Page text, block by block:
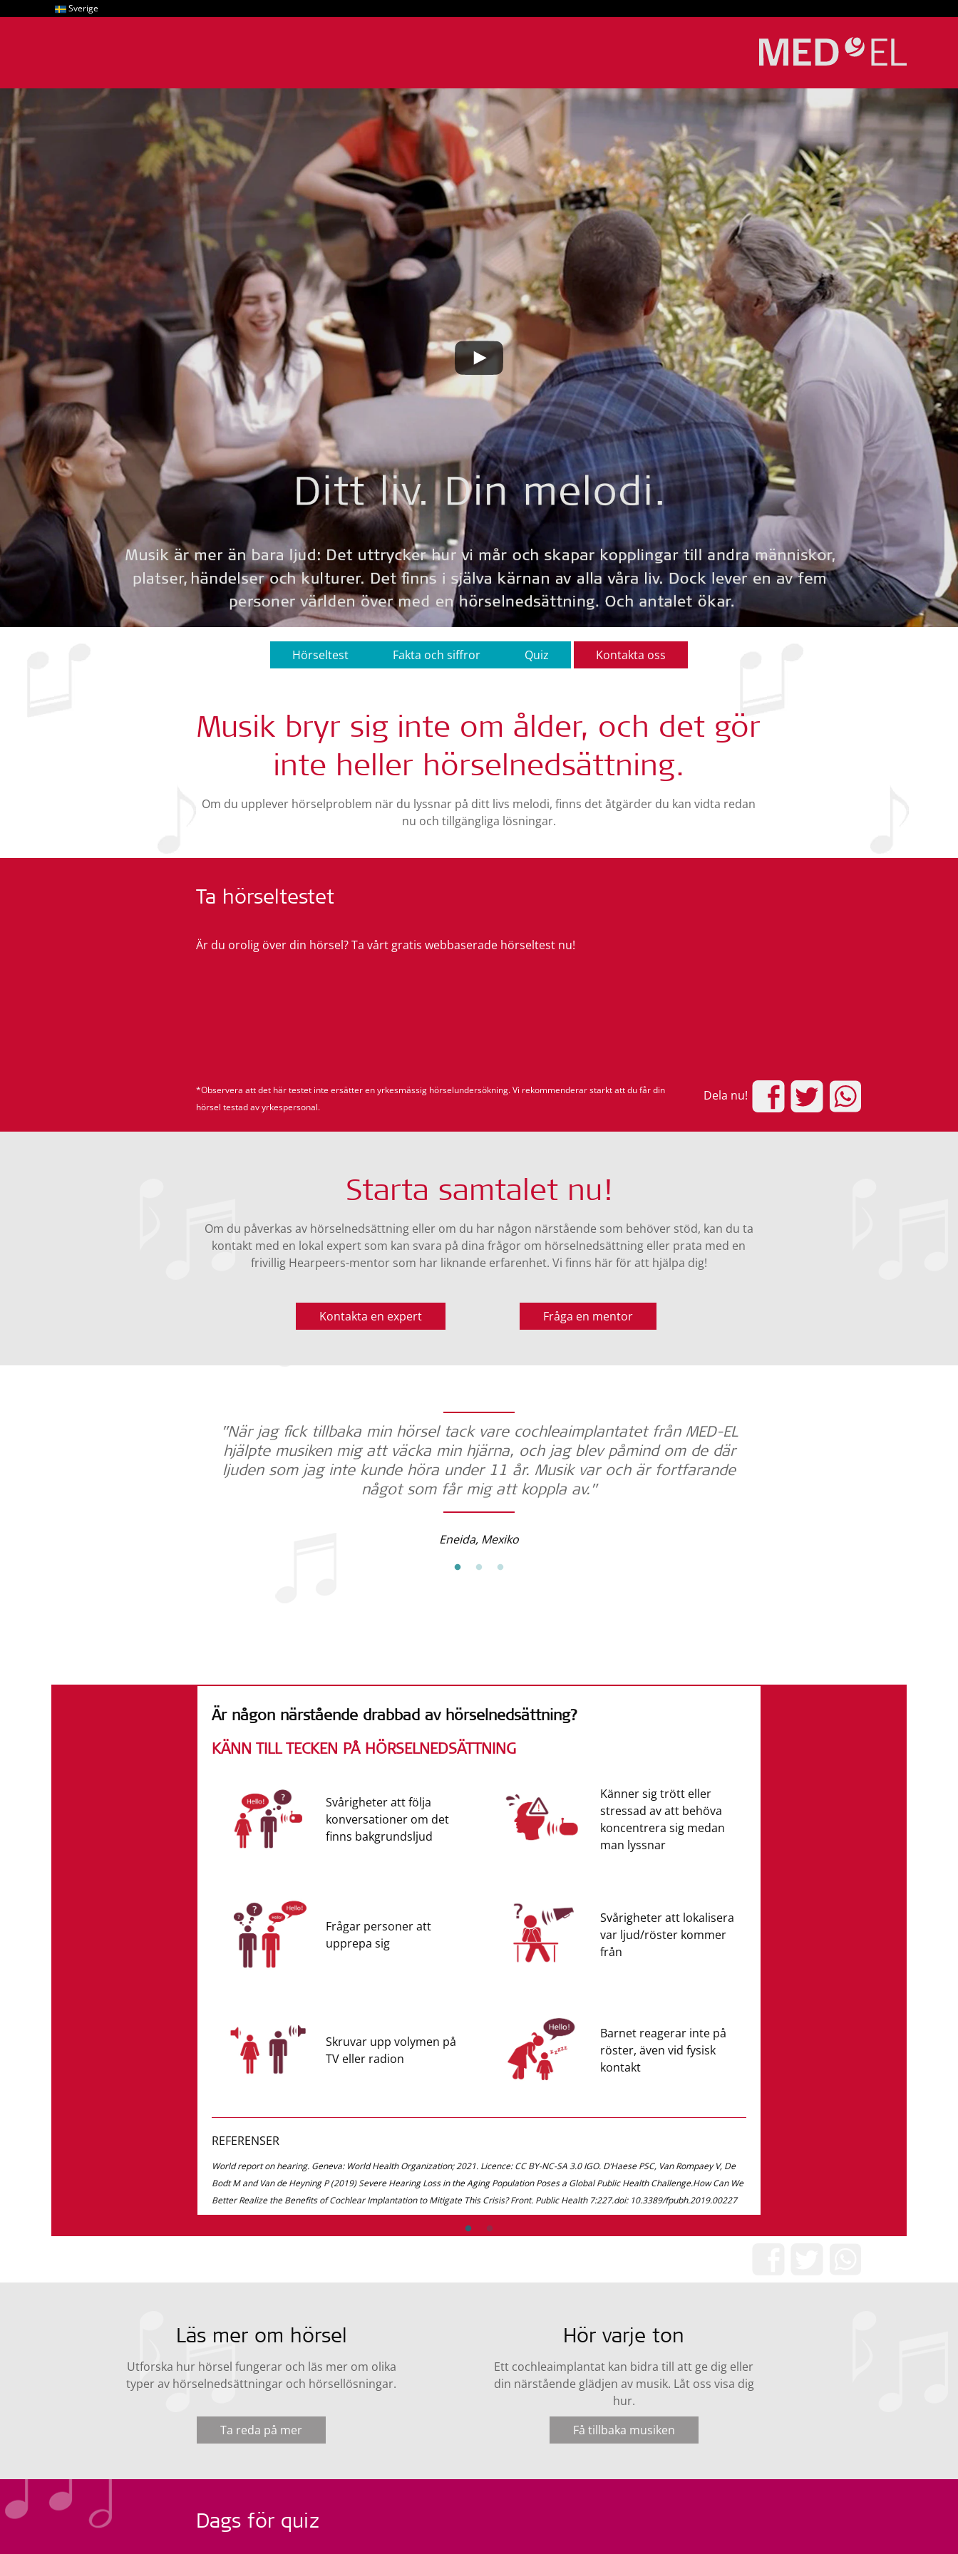
Sverige
Hörseltest Fakta och siffror Quiz Kontakta oss
Musik bryr sig inte om ålder, och det gör
inte heller hörselnedsättning.
Om du upplever hörselproblem när du lyssnar på ditt livs melodi, finns det åtgärder du kan vidta redan
nu och tillgängliga lösningar.
Ta hörseltestet
Är du orolig över din hörsel? Ta vårt gratis webbaserade hörseltest nu!
*Observera att det här testet inte ersätter en yrkesmässig hörselundersökning. Vi rekommenderar starkt att du får din
hörsel testad av yrkespersonal.
Dela nu!
Starta samtalet nu!
Om du påverkas av hörselnedsättning eller om du har någon närstående som behöver stöd, kan du ta
kontakt med en lokal expert som kan svara på dina frågor om hörselnedsättning eller prata med en
frivillig Hearpeers-mentor som har liknande erfarenhet. Vi finns här för att hjälpa dig!
Kontakta en expert Fråga en mentor
”När jag fick tillbaka min hörsel tack vare cochleaimplantatet från MED-EL
hjälpte musiken mig att väcka min hjärna, och jag blev påmind om de där
ljuden som jag inte kunde höra under 11 år. Musik var och är fortfarande
något som får mig att koppla av.”
Eneida, Mexiko
Är någon närstående drabbad av hörselnedsättning?
KÄNN TILL TECKEN PÅ HÖRSELNEDSÄTTNING
Svårigheter att följa
konversationer om det
finns bakgrundsljud
Frågar personer att
upprepa sig
Skruvar upp volymen på
TV eller radion
Känner sig trött eller
stressad av att behöva
koncentrera sig medan
man lyssnar
Svårigheter att lokalisera
var ljud/röster kommer
från
Barnet reagerar inte på
röster, även vid fysisk
kontakt
REFERENSER
World report on hearing. Geneva: World Health Organization; 2021. Licence: CC BY-NC-SA 3.0 IGO. D’Haese PSC, Van Rompaey V, De
Bodt M and Van de Heyning P (2019) Severe Hearing Loss in the Aging Population Poses a Global Public Health Challenge.How Can We
Better Realize the Benefits of Cochlear Implantation to Mitigate This Crisis? Front. Public Health 7:227.doi: 10.3389/fpubh.2019.00227
Läs mer om hörsel
Utforska hur hörsel fungerar och läs mer om olika
typer av hörselnedsättningar och hörsellösningar.
Ta reda på mer
Hör varje ton
Ett cochleaimplantat kan bidra till att ge dig eller
din närstående glädjen av musik. Låt oss visa dig
hur.
Få tillbaka musiken
Dags för quiz